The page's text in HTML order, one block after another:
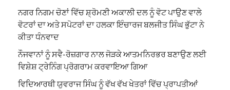
ਨਗਰ ਨਿਗਮ ਚੋਣਾਂ ਵਿੱਚ ਸ਼੍ਰੋਮਣੀ ਅਕਾਲੀ ਦਲ ਨੂੰ ਵੋਟ ਪਾਉਣ ਵਾਲੇ
ਵੋਟਰਾਂ ਦਾ ਅਤੇ ਸਪੋਟਰਾਂ ਦਾ ਹਲਕਾ ਇੰਚਾਰਜ ਬਲਜੀਤ ਸਿੰਘ ਭੁੱਟਾ ਨੇ
ਕੀਤਾ ਧੰਨਵਾਦ
ਨੌਜਵਾਨਾਂ ਨੂੰ ਸਵੈ-ਰੋਜ਼ਗਾਰ ਨਾਲ ਜੋੜਕੇ ਆਤਮਨਿਰਭਰ ਬਣਾਉਣ ਲਈ
ਵਿਸ਼ੇਸ਼ ਟ੍ਰੇਨਿੰਗ ਪ੍ਰੋਗਰਾਮ ਕਰਵਾਇਆ ਗਿਆ
ਵਿਦਿਆਰਥੀ ਯੁਵਰਾਜ ਸਿੰਘ ਨੂੰ ਵੱਖ ਵੱਖ ਖੇਤਰਾਂ ਵਿੱਚ ਪ੍ਰਾਪਤੀਆਂ